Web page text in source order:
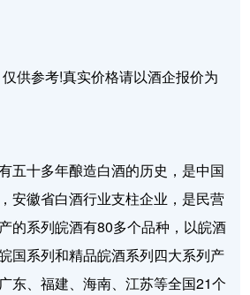
供参考!真实价格请以酒企报价为
五十多年酿造白酒的历史，是中国
安徽省白酒行业支柱企业，是民营
的系列皖酒有80多个品种，以皖酒
国系列和精品皖酒系列四大系列产
东、福建、海南、江苏等全国21个